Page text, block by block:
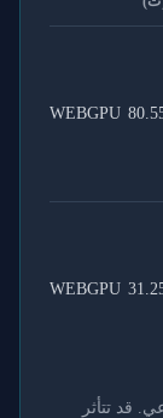
WEBGPU
WEBGPU
قد تتأثر